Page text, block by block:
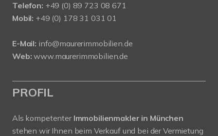
Telefon: +49 (0) 89 723 08 671
Mobil: +49 (0) 178 31 031 01
E-Mail: info@maurerimmobilien.de
Web: www.maurerimmobilien.de
PROFIL
Als kompetenter Immobilienmakler in München
stehen wir Ihnen beim Verkauf und bei der Vermietung